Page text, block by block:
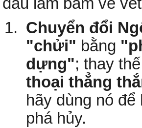
Chuyển đổi
"chửi" bằng
dựng"; thay
thoại thẳng
hãy dùng nó
phá hủy.